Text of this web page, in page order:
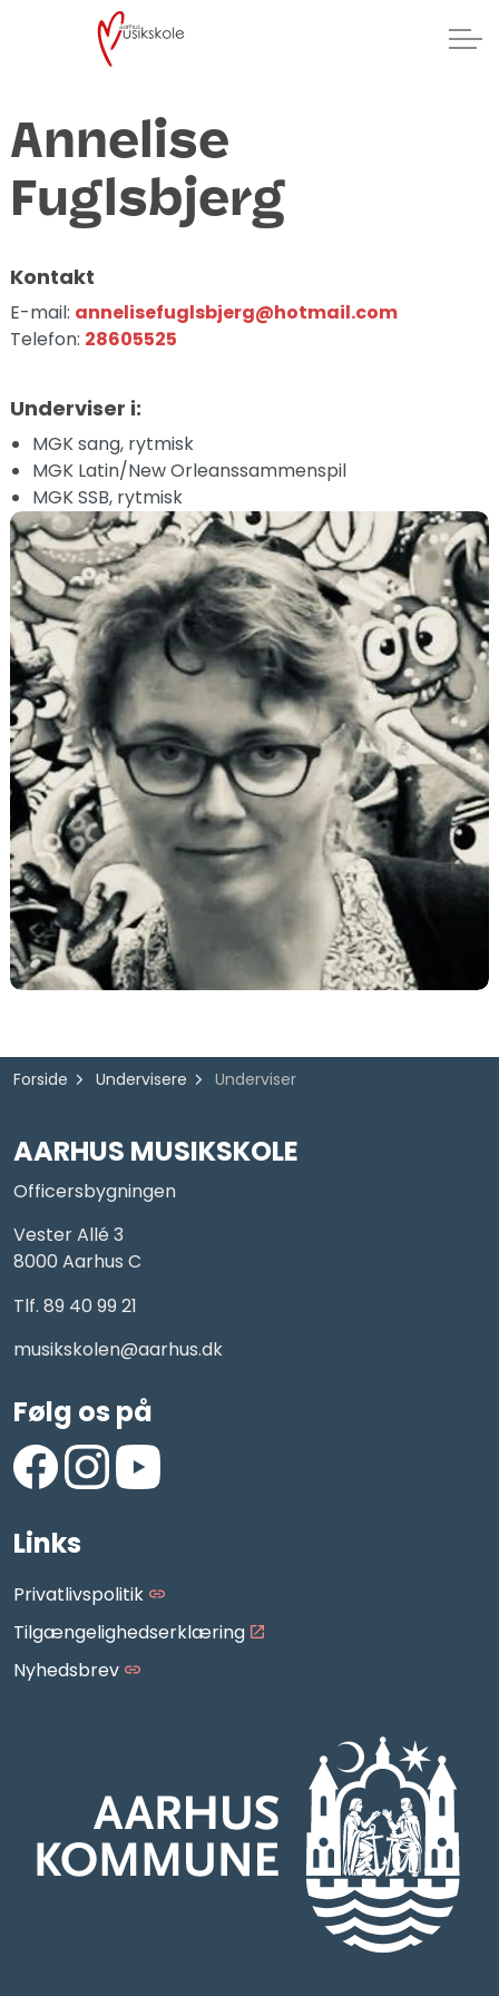
Annelise
Fuglsbjerg
Kontakt
E-mail: annelisefuglsbjerg@hotmail.com
Telefon: 28605525
Underviser i:
MGK sang, rytmisk
MGK Latin/New Orleanssammenspil
MGK SSB, rytmisk
Forside Undervisere Underviser
AARHUS MUSIKSKOLE
Officersbygningen
Vester Allé 3
8000 Aarhus C
Tlf. 89 40 99 21
musikskolen@aarhus.dk
Følg os på
Links
Privatlivspolitik
Tilgængelighedserklæring
Nyhedsbrev